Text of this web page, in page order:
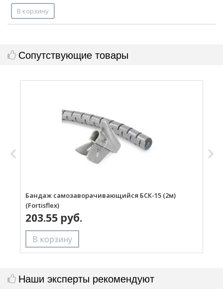
В корзину
Сопутствующие товары
Бандаж самозаворачивающийся БСК-15 (2м)
(Fortisflex)
203.55 руб.
Наши эксперты рекомендуют